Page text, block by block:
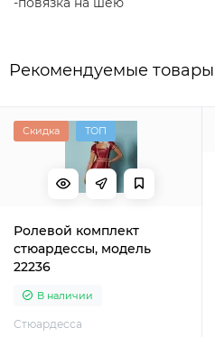
Рекомендуемые товары
Скидка ТОП
Ролевой комплект
стюардессы, модель
22236
В наличии
Стюардесса